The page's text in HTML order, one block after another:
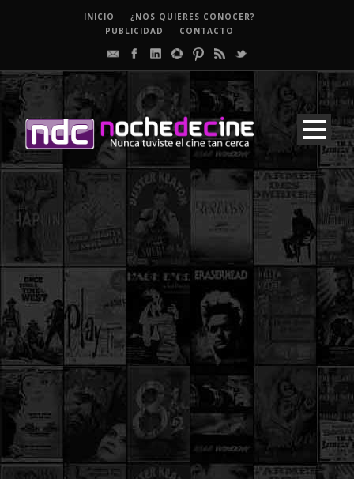
INICIO
¿NOS QUIERES CONOCER?
PUBLICIDAD
CONTACTO